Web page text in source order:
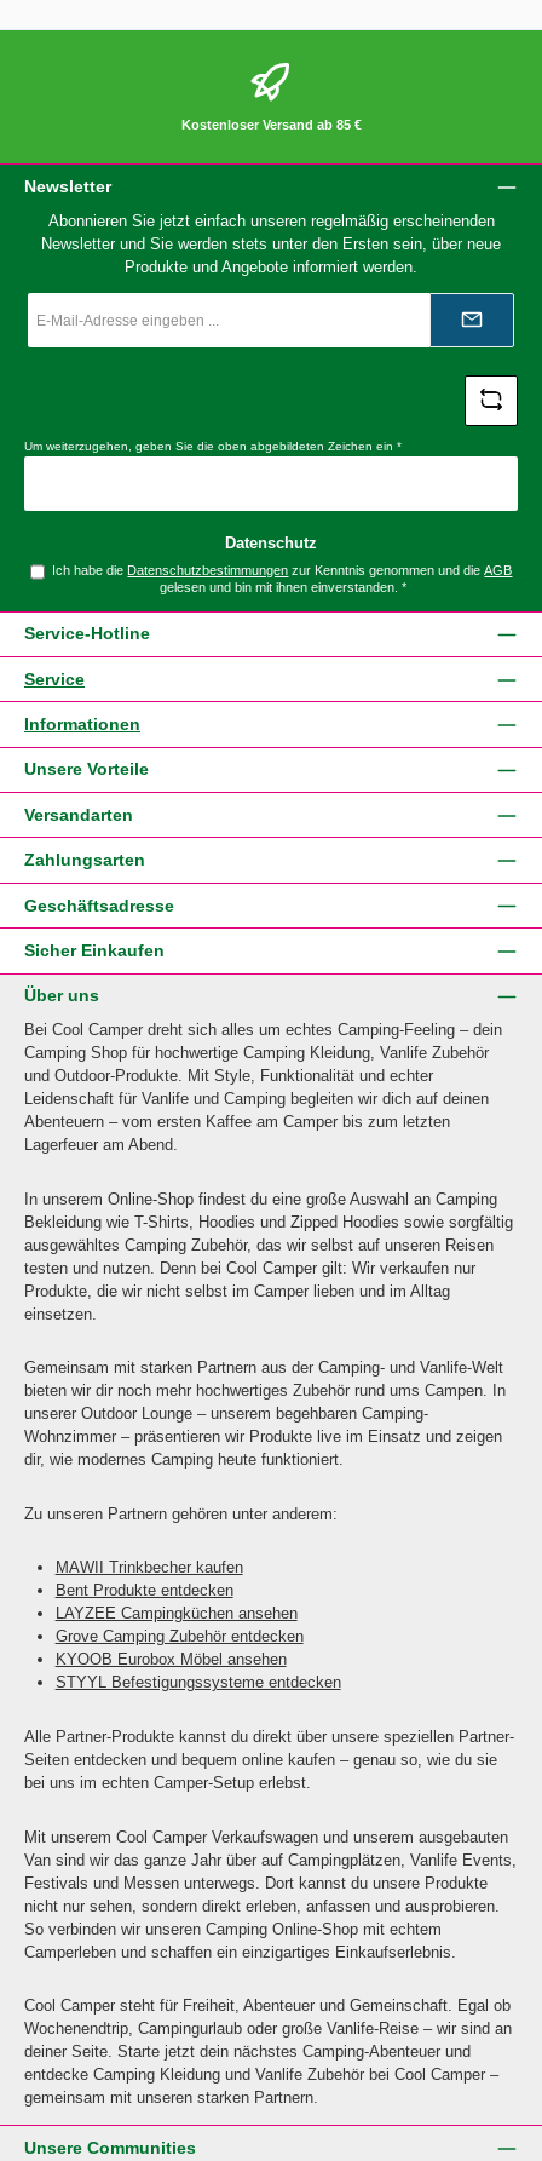
Kostenloser Versand ab 85 €
Newsletter
Abonnieren Sie jetzt einfach unseren regelmäßig erscheinenden
Newsletter und Sie werden stets unter den Ersten sein, über neue
Produkte und Angebote informiert werden.
Mail-
Um weiterzugehen, geben Sie die oben abgebildeten Zeichen ein *
Datenschutz
Ich habe dieDatenschutzbestimmungen zur Kenntnis genommen und dieAGB
gelesen und bin mit ihnen einverstanden. *
Service-Hotline
Service
Informationen
Unsere Vorteile
Versandarten
Zahlungsarten
Geschäftsadresse
Sicher Einkaufen
Über uns
Bei Cool Camper dreht sich alles um echtes Camping-Feeling – dein
Camping Shop für hochwertige Camping Kleidung, Vanlife Zubehör
und Outdoor-Produkte. Mit Style, Funktionalität und echter
Leidenschaft für Vanlife und Camping begleiten wir dich auf deinen
Abenteuern – vom ersten Kaffee am Camper bis zum letzten
Lagerfeuer am Abend.
In unserem Online-Shop findest du eine große Auswahl an Camping
Bekleidung wie T-Shirts, Hoodies und Zipped Hoodies sowie sorgfältig
ausgewähltes Camping Zubehör, das wir selbst auf unseren Reisen
testen und nutzen. Denn bei Cool Camper gilt: Wir verkaufen nur
Produkte, die wir nicht selbst im Camper lieben und im Alltag
einsetzen.
Gemeinsam mit starken Partnern aus der Camping- und Vanlife-Welt
bieten wir dir noch mehr hochwertiges Zubehör rund ums Campen. In
unserer Outdoor Lounge – unserem begehbaren Camping-
Wohnzimmer – präsentieren wir Produkte live im Einsatz und zeigen
dir, wie modernes Camping heute funktioniert.
Zu unseren Partnern gehören unter anderem:
MAWII Trinkbecher kaufen
Bent Produkte entdecken
LAYZEE Campingküchen ansehen
Grove Camping Zubehör entdecken
KYOOB Eurobox Möbel ansehen
STYYL Befestigungssysteme entdecken
Alle Partner-Produkte kannst du direkt über unsere speziellen Partner-
Seiten entdecken und bequem online kaufen – genau so, wie du sie
bei uns im echten Camper-Setup erlebst.
Mit unserem Cool Camper Verkaufswagen und unserem ausgebauten
Van sind wir das ganze Jahr über auf Campingplätzen, Vanlife Events,
Festivals und Messen unterwegs. Dort kannst du unsere Produkte
nicht nur sehen, sondern direkt erleben, anfassen und ausprobieren.
So verbinden wir unseren Camping Online-Shop mit echtem
Camperleben und schaffen ein einzigartiges Einkaufserlebnis.
Cool Camper steht für Freiheit, Abenteuer und Gemeinschaft. Egal ob
Wochenendtrip, Campingurlaub oder große Vanlife-Reise – wir sind an
deiner Seite. Starte jetzt dein nächstes Camping-Abenteuer und
entdecke Camping Kleidung und Vanlife Zubehör bei Cool Camper –
gemeinsam mit unseren starken Partnern.
Unsere Communities